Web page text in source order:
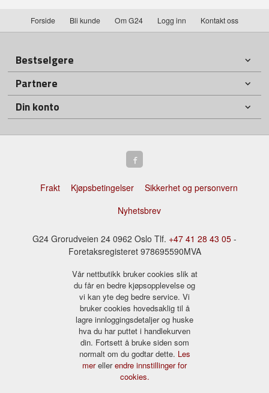
Forside Bli kunde Om G24 Logg inn Kontakt oss
Bestselgere
Partnere
Din konto
Frakt Kjøpsbetingelser
Sikkerhet og personvern
Nyhetsbrev
G24 Grorudveien 24 0962 Oslo Tlf. +47 41 28 43 05 -
Foretaksregisteret 978695590MVA
Vår nettbutikk bruker cookies slik at
du får en bedre kjøpsopplevelse og
vi kan yte deg bedre service. Vi
bruker cookies hovedsaklig til å
lagre innloggingsdetaljer og huske
hva du har puttet i handlekurven
din. Fortsett å bruke siden som
normalt om du godtar dette. Les
merellerendre innstillinger for
cookies.